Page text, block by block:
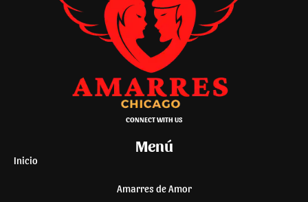
CONNECT WITH US
Menú
Inicio
Amarres de Amor